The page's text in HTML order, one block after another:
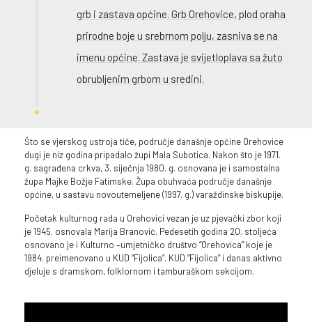
grb i zastava općine. Grb Orehovice, plod oraha
prirodne boje u srebrnom polju, zasniva se na
imenu općine. Zastava je svijetloplava sa žuto
obrubljenim grbom u sredini.
Što se vjerskog ustroja tiče, područje današnje općine Orehovice
dugi je niz godina pripadalo župi Mala Subotica. Nakon što je 1971.
g. sagrađena crkva, 3. siječnja 1980. g. osnovana je i samostalna
župa Majke Božje Fatimske. Župa obuhvaća područje današnje
općine, u sastavu novoutemeljene (1997. g.) varaždinske biskupije.
Početak kulturnog rada u Orehovici vezan je uz pjevački zbor koji
je 1945. osnovala Marija Branović. Pedesetih godina 20. stoljeća
osnovano je i Kulturno –umjetničko društvo “Orehovica” koje je
1984. preimenovano u KUD “Fijolica”. KUD “Fijolica” i danas aktivno
djeluje s dramskom, folklornom i tamburaškom sekcijom.